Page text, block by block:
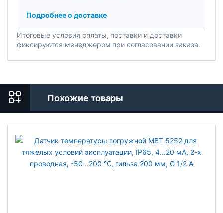
Подробнее о доставке
Итоговые условия оплаты, поставки и доставки
фиксируются менеджером при согласовании заказа.
Похожие товары